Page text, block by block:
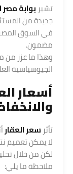
تشير بوابة مصر
جديدة من
في السوق
مضمون.
وهذا ما عزز
الجيوسياسية
أسعار
تأثر سعر العقار
لا يمكن تعميم
لكن من خلال
ملاحظة ما يلي: